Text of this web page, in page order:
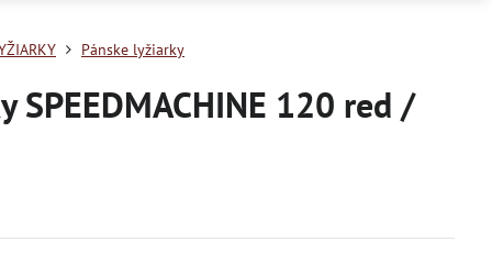
Pánske lyžiarky
SPEEDMACHINE 120 red /